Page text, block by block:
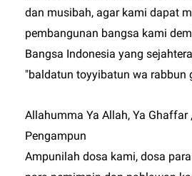
dan musibah, agar kami dapat
pembangunan bangsa kami
Bangsa Indonesia yang
"baldatun toyyibatun wa rabbun
Allahumma Ya Allah, Ya Ghaffar
Pengampun
Ampunilah dosa kami, dosa